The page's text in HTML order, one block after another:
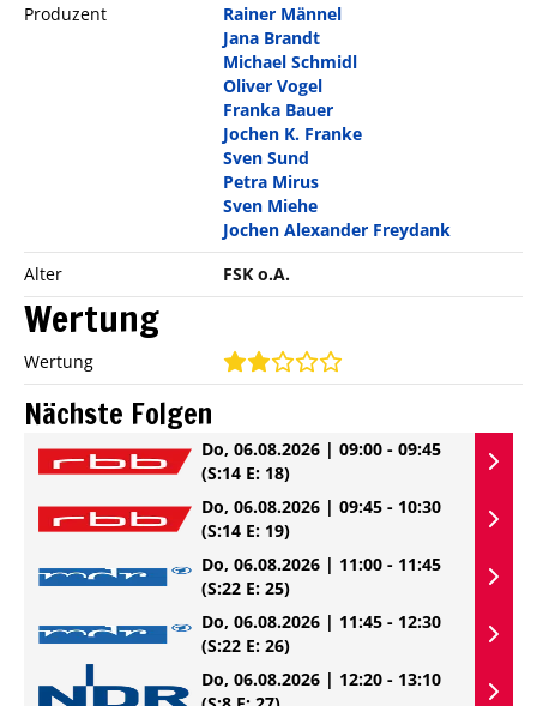
Produzent
Rainer Männel
Jana Brandt
Michael Schmidl
Oliver Vogel
Franka Bauer
Jochen K. Franke
Sven Sund
Petra Mirus
Sven Miehe
Jochen Alexander Freydank
Alter
FSK o.A.
Wertung
Wertung
Nächste Folgen
Do, 06.08.2026 | 09:00 - 09:45
(S:14 E: 18)
Do, 06.08.2026 | 09:45 - 10:30
(S:14 E: 19)
Do, 06.08.2026 | 11:00 - 11:45
(S:22 E: 25)
Do, 06.08.2026 | 11:45 - 12:30
(S:22 E: 26)
Do, 06.08.2026 | 12:20 - 13:10